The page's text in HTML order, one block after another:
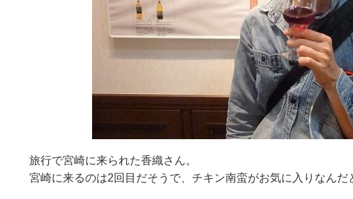
旅行で宮崎に来られた香織さん。
宮崎に来るのは2回目だそうで、チキン南蛮がお気に入りなんだ